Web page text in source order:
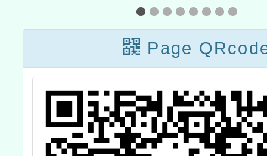
護教師研習紀錄權
益及避免研習資源
浪費
能培訓
B2
Page